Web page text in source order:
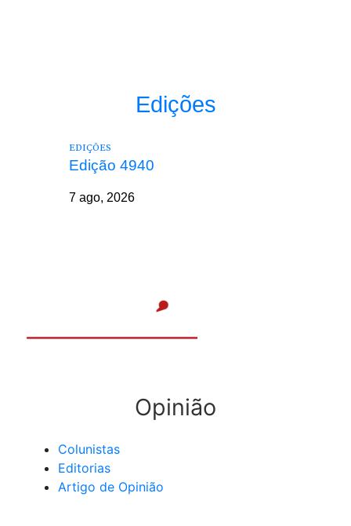
Edições
EDIÇÕES
Edição 4940
7 ago, 2026
Opinião
Colunistas
Editorias
Artigo de Opinião